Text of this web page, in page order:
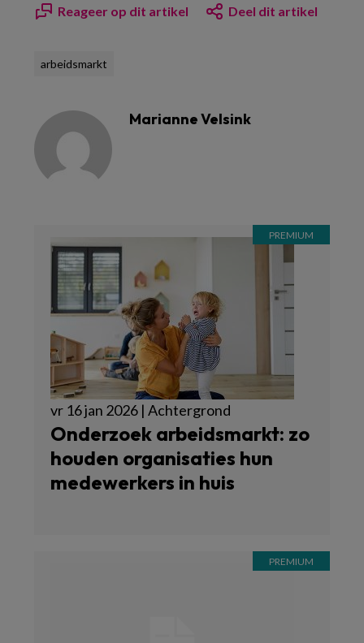
Reageer op dit artikel Deel dit artikel
arbeidsmarkt
Marianne Velsink
vr 16 jan 2026 | Achtergrond
Onderzoek arbeidsmarkt: zo
houden organisaties hun
medewerkers in huis